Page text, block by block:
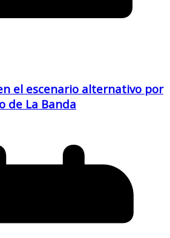
el escenario alternativo por
de La Banda